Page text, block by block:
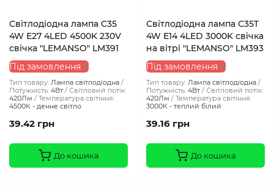
Світлодіодна лампа C35
4W E27 4LED 4500K 230V
свічка "LEMANSO" LM391
Під замовлення
Тип товару: Лампа світлодіодна
Потужність: 4Вт
Світловий потік:
420Лм
Температура світіння:
4500К - денне світло
39.42 грн
До кошика
Світлодіодна лампа C35T
4W E14 4LED 3000K свічка
на вітрі "LEMANSO" LM393
Під замовлення
Тип товару: Лампа світлодіодна
Потужність: 4Вт
Світловий потік:
420Лм
Температура світіння:
3000К - теплий білий
39.16 грн
До кошика